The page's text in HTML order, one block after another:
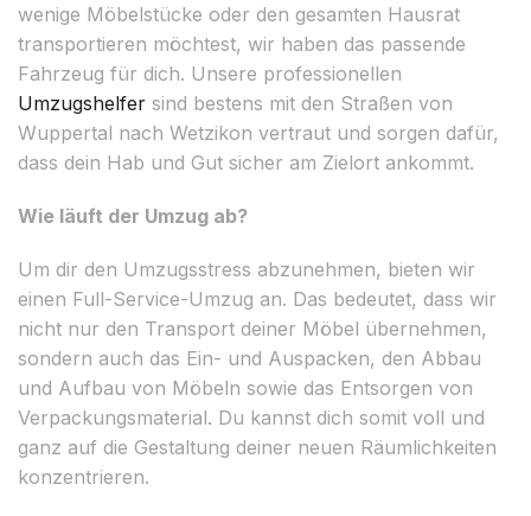
wenige Möbelstücke oder den gesamten Hausrat
transportieren möchtest, wir haben das passende
Fahrzeug für dich. Unsere professionellen
Umzugshelfer sind bestens mit den Straßen von
Wuppertal nach Wetzikon vertraut und sorgen dafür,
dass dein Hab und Gut sicher am Zielort ankommt.
Wie läuft der Umzug ab?
Um dir den Umzugsstress abzunehmen, bieten wir
einen Full-Service-Umzug an. Das bedeutet, dass wir
nicht nur den Transport deiner Möbel übernehmen,
sondern auch das Ein- und Auspacken, den Abbau
und Aufbau von Möbeln sowie das Entsorgen von
Verpackungsmaterial. Du kannst dich somit voll und
ganz auf die Gestaltung deiner neuen Räumlichkeiten
konzentrieren.